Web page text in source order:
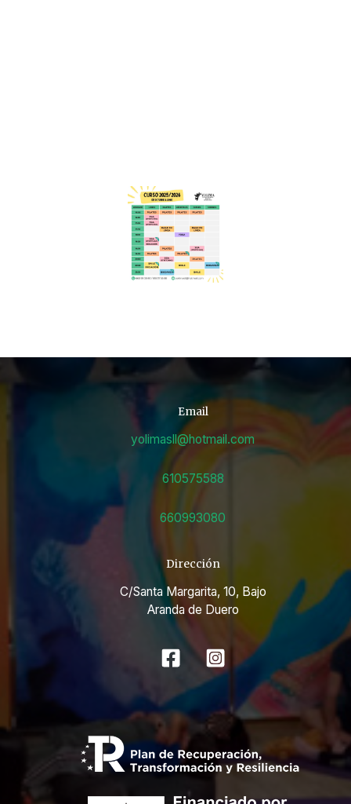
Email
yolimasll@hotmail.com
610575588
660993080
Dirección
C/Santa Margarita, 10, Bajo
Aranda de Duero